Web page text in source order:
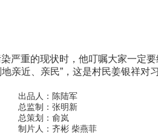
重的现状时，他叮嘱大家一定要
亲近、亲民”，这是村民姜银祥
出品人：陈陆军
总监制：张明新
总策划：俞岚
制片人：齐彬 柴燕菲